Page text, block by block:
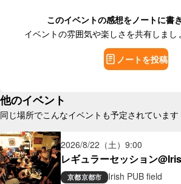
このイベントの感想をノートに書
イベントの雰囲気や楽しさを共有しまし
ノートを投稿
他のイベント
同じ場所でこんなイベントも予定されています
2026/8/22（土） 9:00
レギュラーセッション
京都京都市 Irish PUB field